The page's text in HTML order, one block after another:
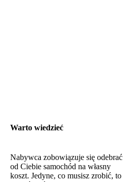
Warto wiedzieć
Nabywca zobowiązuje się odebrać
od Ciebie samochód na własny
koszt. Jedyne, co musisz zrobić, to